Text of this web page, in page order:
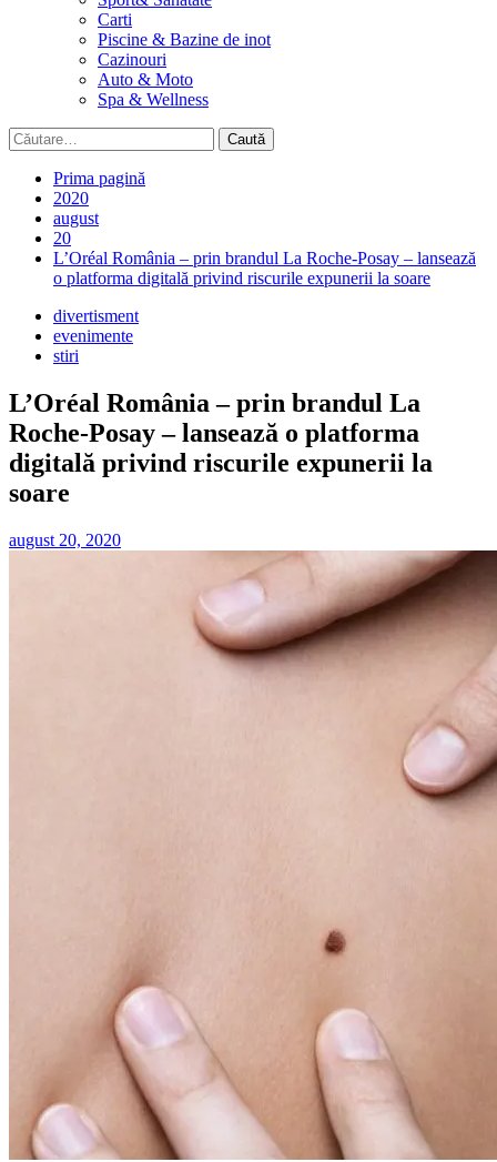
Carti
Piscine & Bazine de inot
Cazinouri
Auto & Moto
Spa & Wellness
Caută
după:
Prima pagină
2020
august
20
L’Oréal România – prin brandul La Roche-Posay – lansează
o platforma digitală privind riscurile expunerii la soare
divertisment
evenimente
stiri
L’Oréal România – prin brandul La
Roche-Posay – lansează o platforma
digitală privind riscurile expunerii la
soare
august 20, 2020